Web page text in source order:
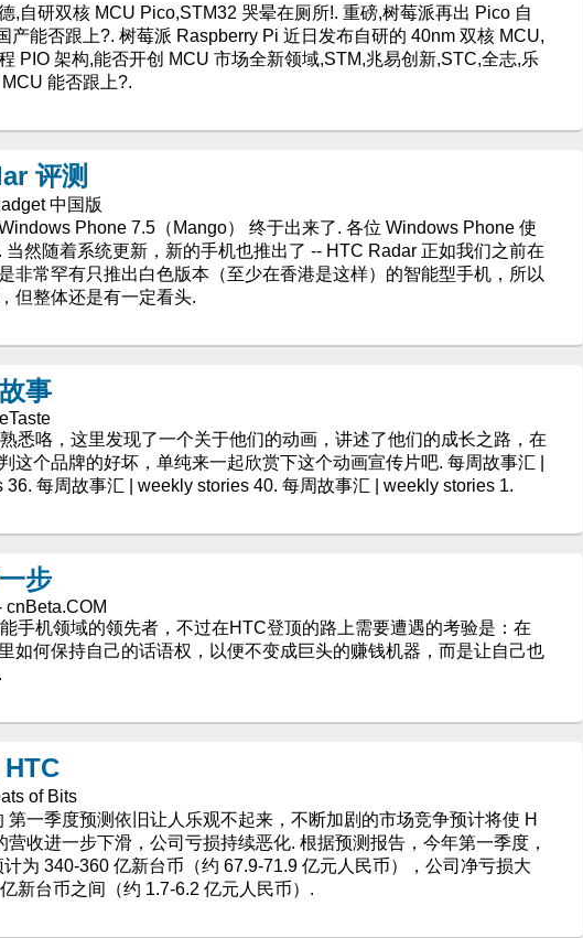
,自研双核 MCU Pico,STM32 哭晕在厕所!. 重磅,树莓派再出 Pico 自
产能否跟上?. 树莓派 Raspberry Pi 近日发布自研的 40nm 双核 MCU,
PIO 架构,能否开创 MCU 市场全新领域,STM,兆易创新,STC,全志,乐
能否跟上?.
评测
中国版
Phone 7.5（Mango） 终于出来了. 各位 Windows Phone 使
当然随着系统更新，新的手机也推出了 -- HTC Radar 正如我们之前在
非常罕有只推出白色版本（至少在香港是这样）的智能型手机，所以
但整体还是有一定看头.
事
悉咯，这里发现了一个关于他们的动画，讲述了他们的成长之路，在
这个品牌的好坏，单纯来一起欣赏下这个动画宣传片吧. 每周故事汇 |
36. 每周故事汇 | weekly stories 40. 每周故事汇 | weekly stories 1.
步
cnBeta.COM
手机领域的领先者，不过在HTC登顶的路上需要遭遇的考验是：在
如何保持自己的话语权，以便不变成巨头的赚钱机器，而是让自己也
of Bits
第一季度预测依旧让人乐观不起来，不断加剧的市场竞争预计将使 H
营收进一步下滑，公司亏损持续恶化. 根据预测报告，今年第一季度，
为 340-360 亿新台币（约 67.9-71.9 亿元人民币），公司净亏损大
新台币之间（约 1.7-6.2 亿元人民币）.